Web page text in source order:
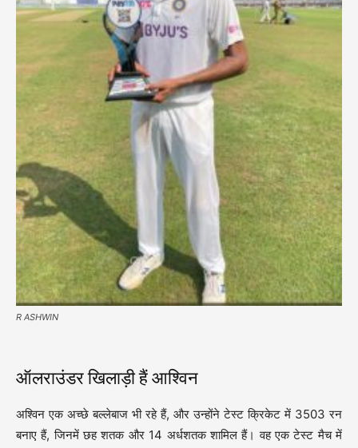
R ASHWIN
ऑलराउंडर खिलाड़ी हैं आश्विन
अश्विन एक अच्छे बल्लेबाज भी रहे हैं, और उन्होंने टेस्ट क्रिकेट में 3503 रन
बनाए हैं, जिनमें छह शतक और 14 अर्धशतक शामिल हैं। वह एक टेस्ट मैच में